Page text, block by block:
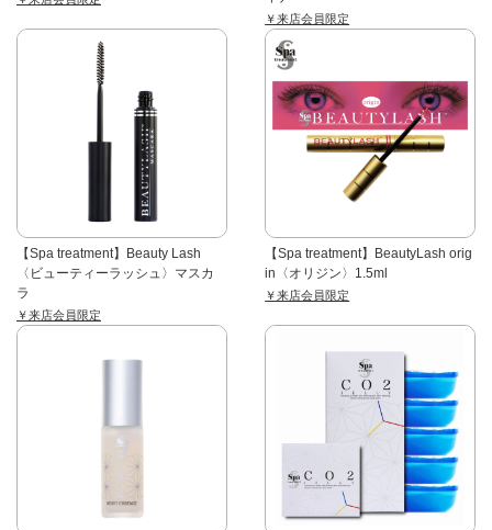
￥来店会員限定
【Spa treatment】Beauty Lash
〈ビューティーラッシュ〉マスカ
ラ
￥来店会員限定
【Spa treatment】BeautyLash orig
in〈オリジン〉1.5ml
￥来店会員限定